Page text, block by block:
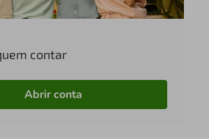
contar
Abrir conta